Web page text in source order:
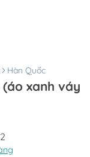
Hàn Quốc
(áo xanh váy
2